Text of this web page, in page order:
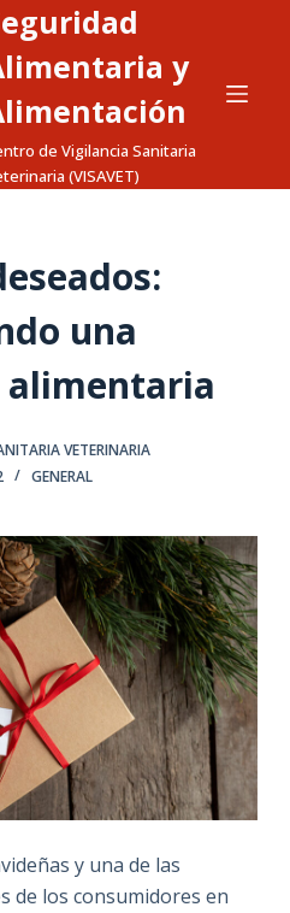
y
de Vigilancia Sanitaria
(VISAVET)
una
VETERINARIA
GENERAL
y una de las
de los consumidores en